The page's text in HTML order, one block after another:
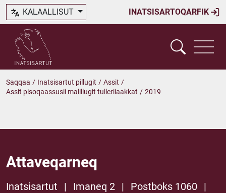
INATSISARTOQARFIK
KALAALLISUT
Saqqaa / Inatsisartut pillugit / Assit /
Assit pisoqaassusii malillugit tulleriiaakkat / 2019
Attaveqarneq
Inatsisartut | Imaneq 2 | Postboks 1060
|